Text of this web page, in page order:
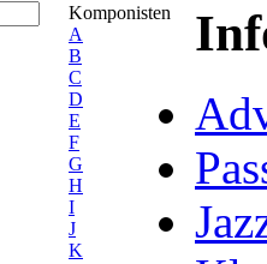
Komponisten
A
B
C
D
E
F
G
H
I
J
K